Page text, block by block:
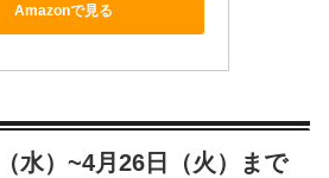
Amazonで見る
水）~4月26日（火）まで